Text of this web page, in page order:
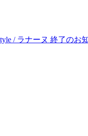
/ ラナーヌ 終了のお